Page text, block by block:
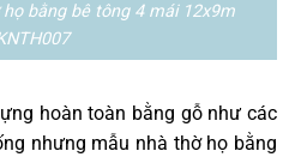
bằng bê tông 4 mái 12x9m
hoàn toàn bằng gỗ như các
nhưng mẫu nhà thờ họ bằng